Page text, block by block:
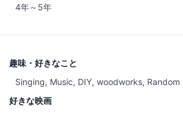
4年～5年
趣味・好きなこと
Singing, Music, DIY, woodworks, Random
好きな映画